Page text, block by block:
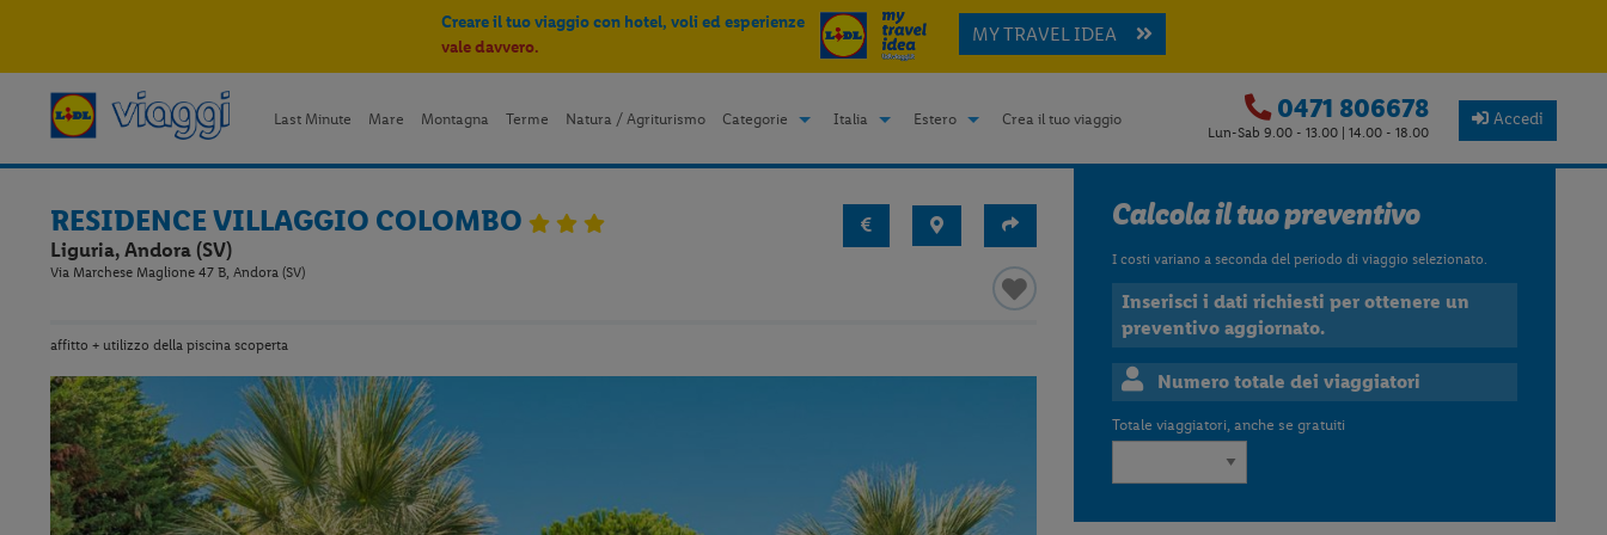
Creare il tuo viaggio con hotel, voli ed esperienze
vale davvero.
MY TRAVEL IDEA
Last Minute Mare Montagna Terme Natura / Agriturismo Categorie Italia Estero Crea il tuo viaggio 0471 806678
Lun-Sab 9.00 - 13.00 | 14.00 - 18.00
Accedi
RESIDENCE VILLAGGIO COLOMBO
Liguria, Andora (SV)
Via Marchese Maglione 47 B, Andora (SV)
affitto + utilizzo della piscina scoperta
Calcola il tuo preventivo
I costi variano a seconda del periodo di viaggio selezionato.
Inserisci i dati richiesti per ottenere un
preventivo aggiornato.
Numero totale dei viaggiatori
Totale viaggiatori, anche se gratuiti